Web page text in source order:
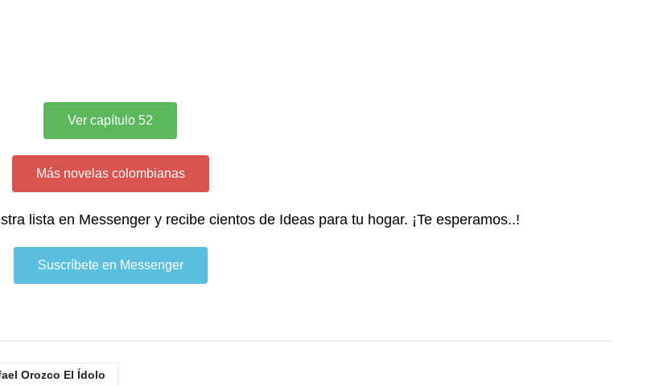
Ver capítulo 52
Más novelas colombianas
lista en Messenger y recibe cientos de Ideas para tu hogar. ¡Te esperamos..!
Suscríbete en Messenger
Orozco El Ídolo